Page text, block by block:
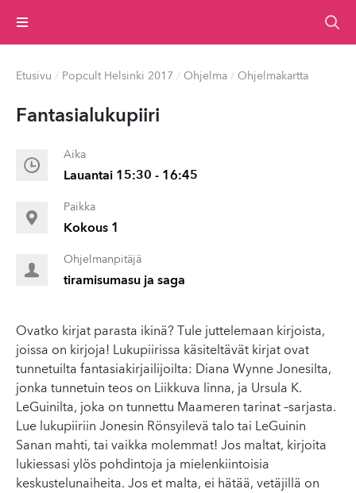
Valikko
Etusivu / Popcult Helsinki 2017 / Ohjelma / Ohjelmakartta
Fan­tasialukupi­iri
Aika
Lauantai 15:30 - 16:45
Paikka
Kokous 1
Ohjelmanpitäjä
tiramisumasu ja saga
Ovatko kirjat parasta ikinä? Tule juttelemaan kirjoista,
joissa on kirjoja! Lukupiirissa käsiteltävät kirjat ovat
tunnetuilta fantasiakirjailijoilta: Diana Wynne Jonesilta,
jonka tunnetuin teos on Liikkuva linna, ja Ursula K.
LeGuinilta, joka on tunnettu Maameren tarinat –sarjasta.
Lue lukupiiriin Jonesin Rönsyilevä talo tai LeGuinin
Sanan mahti, tai vaikka molemmat! Jos maltat, kirjoita
lukiessasi ylös pohdintoja ja mielenkiintoisia
keskustelunaiheita. Jos et malta, ei hätää, vetäjillä on